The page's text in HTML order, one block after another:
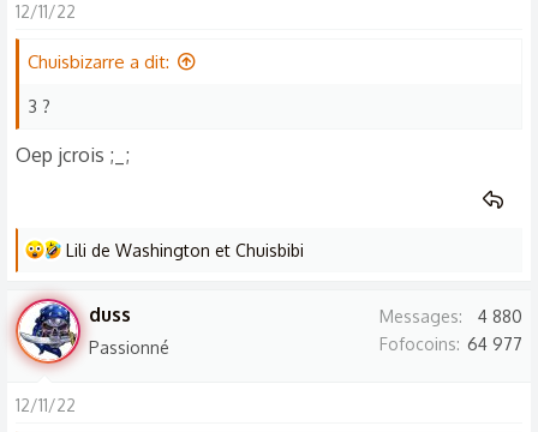
12/11/22
Chuisbizarre a dit:
3 ?
Oep jcrois ;_;
L
s
r
é
c
Lili de Washington et Chuisbibi
duss
Passionné
Messages
4 880
Fofocoins 64 977
12/11/22